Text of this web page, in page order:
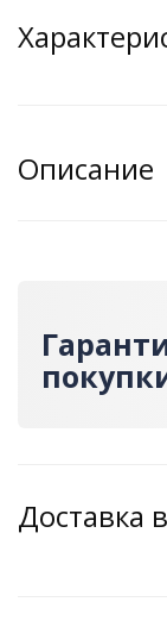
Описание
Доставка